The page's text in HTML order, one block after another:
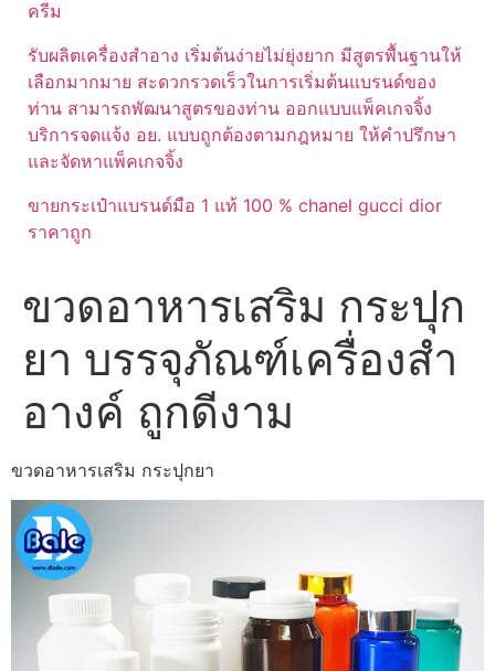
ครีม
รับผลิตเครื่องสำอาง เริ่มต้นง่ายไม่ยุ่งยาก มีสูตรพื้นฐานให้
เลือกมากมาย สะดวกรวดเร็วในการเริ่มต้นแบรนด์ของ
ท่าน สามารถพัฒนาสูตรของท่าน ออกแบบแพ็คเกจจิ้ง
บริการจดแจ้ง อย. แบบถูกต้องตามกฎหมาย ให้คำปรึกษา
และจัดหาแพ็คเกจจิ้ง
ขายกระเป๋าแบรนด์มือ 1 แท้ 100 % chanel gucci dior
ราคาถูก
ขวดอาหารเสริม กระปุก
ยา บรรจุภัณฑ์เครื่องสำ
อางค์ ถูกดีงาม
ขวดอาหารเสริม กระปุกยา